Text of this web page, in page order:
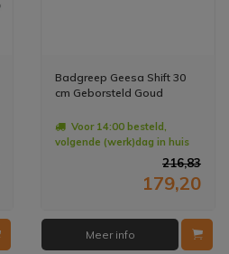
Badgreep Geesa Shift 30
cm Geborsteld Goud
Voor 14:00 besteld,
volgende (werk)dag in huis
216,83
179,20
Meer info